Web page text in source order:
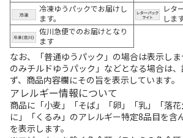
冷凍ゆうパックでお届けし
ます。
レタ
しま
佐川急便でのお届けとなり
ます
なお、「普通ゆうパック」の場合は表示し
のみチルドゆうパック」などとなる場合は
ず、商品内容欄にその旨を表示しています。
アレルギー情報について
商品に「小麦」「そば」「卵」「乳」「落
に」「くるみ」のアレルギー特定8品目を含
を表示します。